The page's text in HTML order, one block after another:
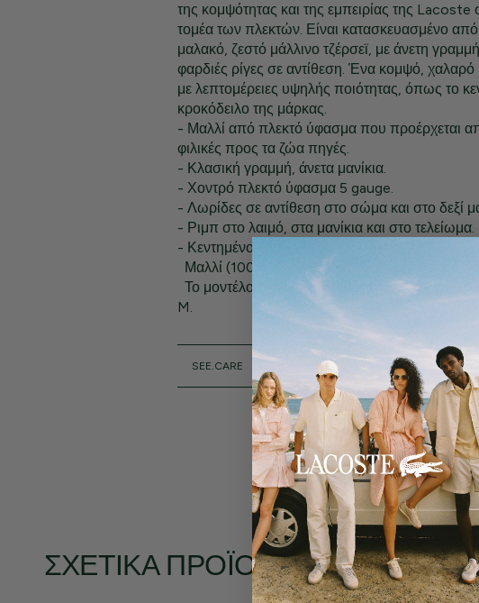
της κομψότητας και της εμπειρίας της Lacoste
τομέα των πλεκτών. Είναι κατασκευασμένο από
μαλακό, ζεστό μάλλινο τζέρσεϊ, με άνετη
φαρδιές ρίγες σε αντίθεση. Ένα κομψό, χαλαρό
με λεπτομέρειες υψηλής ποιότητας, όπως το
κροκόδειλο της μάρκας.
- Μαλλί από πλεκτό ύφασμα που προέρχεται
φιλικές προς τα ζώα πηγές.
- Κλασική γραμμή, άνετα μανίκια.
- Χοντρό πλεκτό ύφασμα 5 gauge.
- Λωρίδες σε αντίθεση στο σώμα και στο δεξί
- Ριμπ στο λαιμό, στα μανίκια και στο τελείωμα.
- Κεντημένο κροκόδειλο στο στήθος.
Μαλλί (100%).
Το μοντέλο έχει ύψος 1,85 μ. και φοράει
M.
SEE.CARE
ΣΧΕΤΙΚΆ ΠΡΟΪΌΝΤΑ